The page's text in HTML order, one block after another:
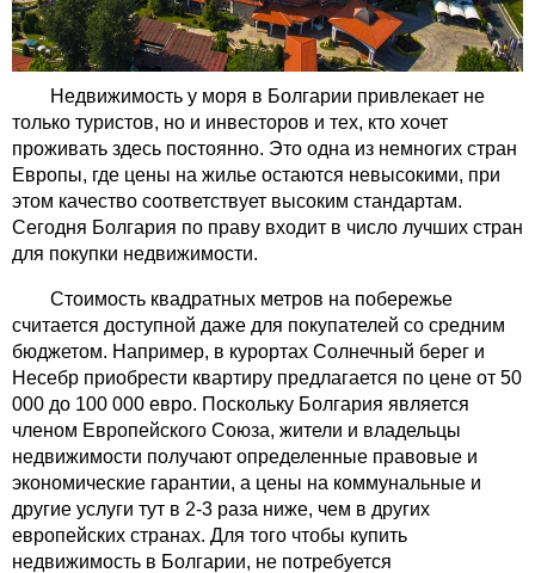
Недвижимость у моря в Болгарии привлекает не
только туристов, но и инвесторов и тех, кто хочет
проживать здесь постоянно. Это одна из немногих стран
Европы, где цены на жилье остаются невысокими, при
этом качество соответствует высоким стандартам.
Сегодня Болгария по праву входит в число лучших стран
для покупки недвижимости.
Стоимость квадратных метров на побережье
считается доступной даже для покупателей со средним
бюджетом. Например, в курортах Солнечный берег и
Несебр приобрести квартиру предлагается по цене от 50
000 до 100 000 евро. Поскольку Болгария является
членом Европейского Союза, жители и владельцы
недвижимости получают определенные правовые и
экономические гарантии, а цены на коммунальные и
другие услуги тут в 2-3 раза ниже, чем в других
европейских странах. Для того чтобы купить
недвижимость в Болгарии, не потребуется